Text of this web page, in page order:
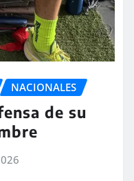
NACIONALES
de su